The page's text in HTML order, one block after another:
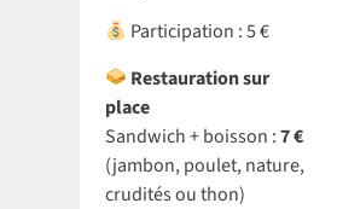
Participation : 5 €
Restauration sur
place
Sandwich + boisson :7 €
(jambon, poulet, nature,
crudités ou thon)